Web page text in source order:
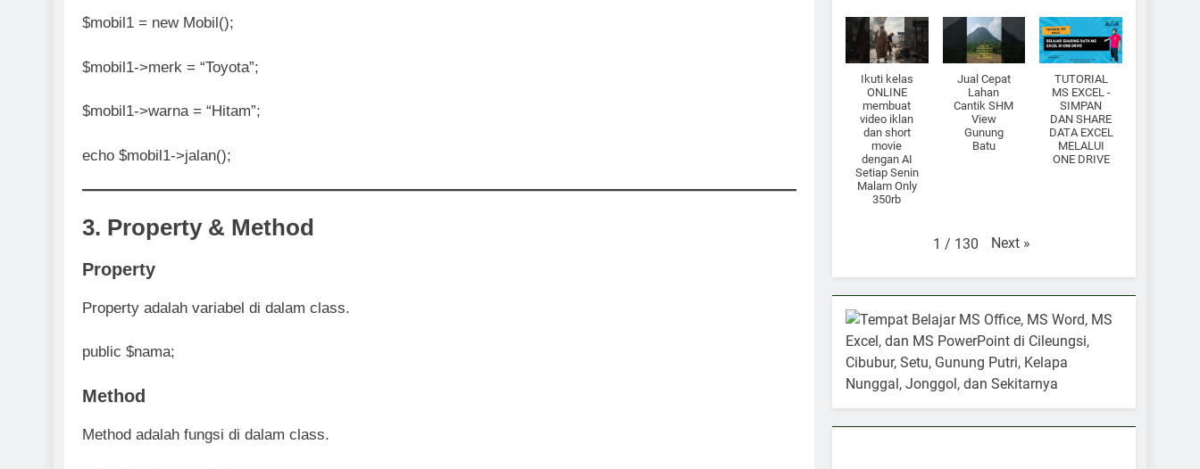
$mobil1 = new Mobil();
$mobil1->merk = “Toyota”;
$mobil1->warna = “Hitam”;
echo $mobil1->jalan();
3. Property & Method
Property
Property adalah variabel di dalam class.
public $nama;
Method
Method adalah fungsi di dalam class.
Ikuti kelas
ONLINE
membuat
video iklan
dan short
movie
dengan AI
Setiap Senin
Malam Only
350rb
Jual Cepat
Lahan
Cantik SHM
View
Gunung
Batu
TUTORIAL
MS EXCEL -
SIMPAN
DAN SHARE
DATA EXCEL
MELALUI
ONE DRIVE
1 / 130 Next »